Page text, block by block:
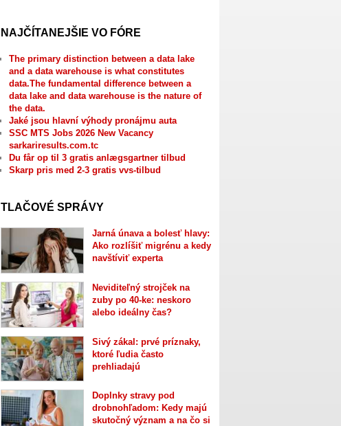
NAJČÍTANEJŠIE VO FÓRE
The primary distinction between a data lake
and a data warehouse is what constitutes
data.The fundamental difference between a
data lake and data warehouse is the nature of
the data.
Jaké jsou hlavní výhody pronájmu auta
SSC MTS Jobs 2026 New Vacancy
sarkariresults.com.tc
Du får op til 3 gratis anlægsgartner tilbud
Skarp pris med 2-3 gratis vvs-tilbud
TLAČOVÉ SPRÁVY
Jarná únava a bolesť hlavy:
Ako rozlíšiť migrénu a kedy
navštíviť experta
Neviditeľný strojček na
zuby po 40-ke: neskoro
alebo ideálny čas?
Sivý zákal: prvé príznaky,
ktoré ľudia často
prehliadajú
Doplnky stravy pod
drobnohľadom: Kedy majú
skutočný význam a na čo si